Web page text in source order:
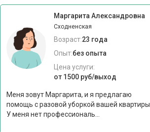
Маргарита Александровна
Сходненская
Возраст:23 года
Опыт:без опыта
Цена услуги:
от 1500 руб/выход
Меня зовут Маргарита, и я предлагаю
помощь с разовой уборкой вашей квартиры.
У меня нет профессиональ...